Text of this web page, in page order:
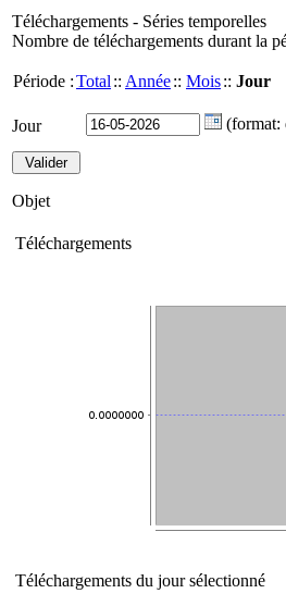
Téléchargements - Séries temporelles
Nombre de téléchargements durant la
Période :Total :: Année:: Mois:: Jour
Jour (format:
Objet
Téléchargements
Téléchargements du jour sélectionné